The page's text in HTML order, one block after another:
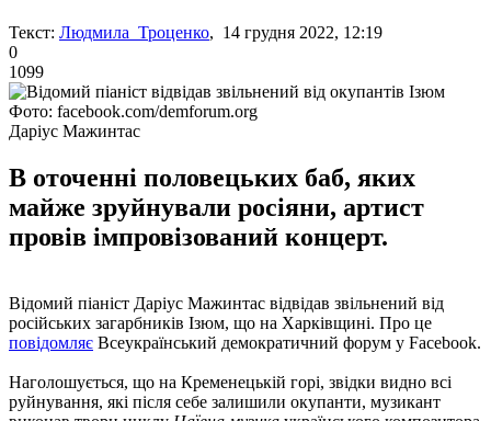
Текст: Людмила Троценко, 14 грудня 2022, 12:19
0
1099
Фото: facebook.com/demforum.org
Даріус Мажинтас
В оточенні половецьких баб, яких
майже зруйнували росіяни, артист
провів імпровізований концерт.
Відомий піаніст Даріус Мажинтас відвідав звільнений від
російських загарбників Ізюм, що на Харківщині. Про це
повідомляє Всеукраїнський демократичний форум у Facebook.
Наголошується, що на Кременецькій горі, звідки видно всі
руйнування, які після себе залишили окупанти, музикант